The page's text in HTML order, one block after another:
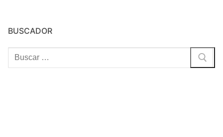
BUSCADOR
Buscar: